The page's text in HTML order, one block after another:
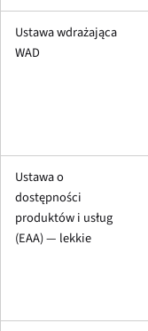
Ustawa wdrażająca
WAD
Ustawa o
dostępności
produktów i usług
(EAA) — lekkie